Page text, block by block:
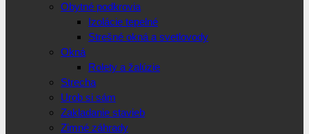
Obytné podkrovia
Izolácie tepelné
Strešné okná a svetlovody
Okná
Rolety a žalúzie
Strecha
Urob si sám
Zakladanie stavieb
Zimné záhrady